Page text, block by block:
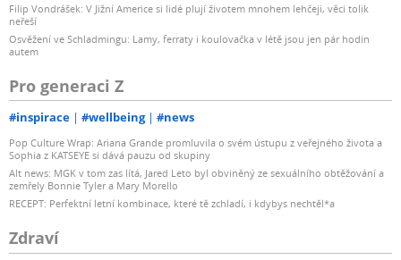
Filip Vondrášek: V Jižní Americe si lidé plují životem mnohem lehčeji, věci tolik
neřeší
Osvěžení ve Schladmingu: Lamy, ferraty i koulovačka v létě jsou jen pár hodin
autem
Pro generaci Z
#inspirace #wellbeing #news
Pop Culture Wrap: Ariana Grande promluvila o svém ústupu z veřejného života a
Sophia z KATSEYE si dává pauzu od skupiny
Alt news: MGK v tom zas lítá, Jared Leto byl obviněný ze sexuálního obtěžování a
zemřely Bonnie Tyler a Mary Morello
RECEPT: Perfektní letní kombinace, které tě zchladí, i kdybys nechtěl*a
Zdraví